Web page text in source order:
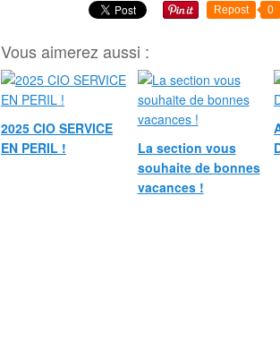
Repost 0
Vous aimerez aussi :
2025 CIO SERVICE
EN PERIL !
La section vous
souhaite de bonnes
vacances !